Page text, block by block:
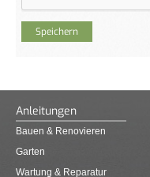
Anleitungen
Bauen & Renovieren
Garten
Wartung & Reparatur